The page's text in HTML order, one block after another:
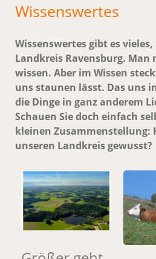
Wissenswertes
Wissenswertes gibt es
Landkreis Ravensburg. Man
wissen. Aber im Wissen
uns staunen lässt. Das uns
die Dinge in ganz anderem
Schauen Sie doch einfach
kleinen Zusammenstellung:
unseren Landkreis gewusst?